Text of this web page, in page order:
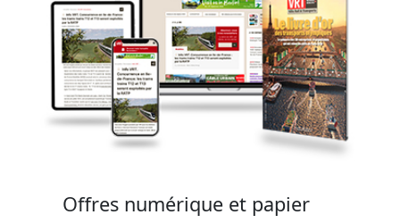
Offres numérique et papier